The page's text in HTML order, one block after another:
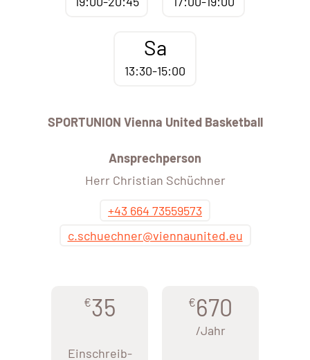
Sa
13:30-15:00
SPORTUNION Vienna United Basketball
Ansprechperson
Herr Christian Schüchner
+43 664 73559573
c.schuechner@viennaunited.eu
€35
Einschreib-
€670
/Jahr